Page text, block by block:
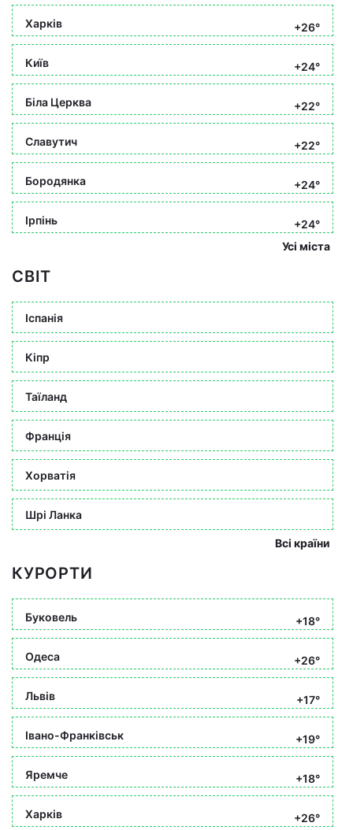
Харків +26°
Київ +24°
Біла Церква +22°
Славутич +22°
Бородянка +24°
Ірпінь
+24°
Усі міста
СВІТ
Іспанія
Кіпр
Таїланд
Франція
Хорватія
Шрі Ланка
Всі країни
КУРОРТИ
Буковель +18°
Одеса +26°
Львів +17°
Івано-Франківськ +19°
Яремче +18°
Харків
+26°